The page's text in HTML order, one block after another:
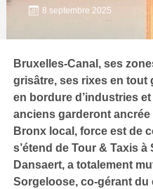
8 septembre 2025
Bruxelles-Canal, ses
grisâtre, ses rixes en tout
en bordure d’industries
anciens garderont ancrée
Bronx local, force est de
s’étend de Tour & Taxis à
Dansaert, a totalement
Sorgeloose, co-gérant du